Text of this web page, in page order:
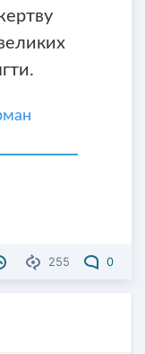
255 0